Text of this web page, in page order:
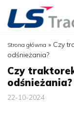
Strona główna » Czy
odśnieżania?
Czy
odśnieżania?
22-10-2024